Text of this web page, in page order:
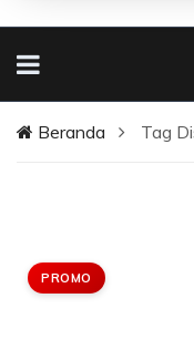
Beranda Tag
PROMO